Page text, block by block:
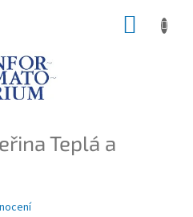
Teplá a